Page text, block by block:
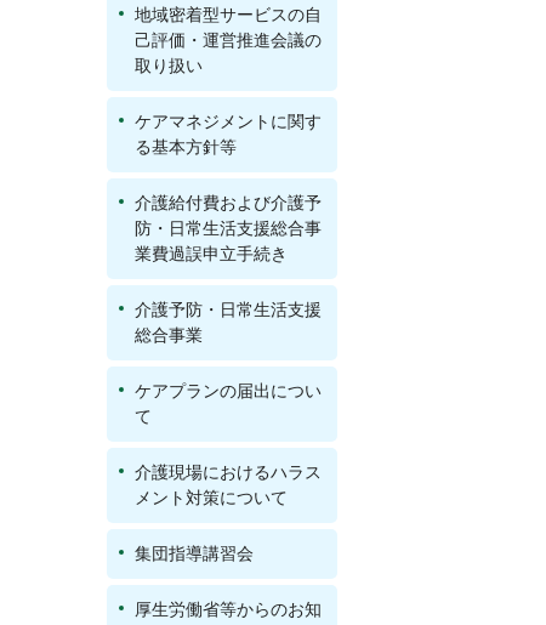
地域密着型サービスの自
己評価・運営推進会議の
取り扱い
ケアマネジメントに関す
る基本方針等
介護給付費および介護予
防・日常生活支援総合事
業費過誤申立手続き
介護予防・日常生活支援
総合事業
ケアプランの届出につい
て
介護現場におけるハラス
メント対策について
集団指導講習会
厚生労働省等からのお知